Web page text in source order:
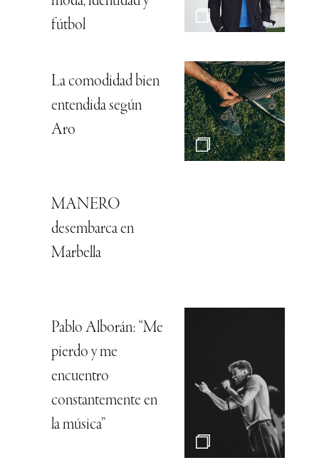
fútbol
La comodidad bien
entendida según
Aro
MANERO
desembarca en
Marbella
Pablo Alborán: “Me
pierdo y me
encuentro
constantemente en
la música”